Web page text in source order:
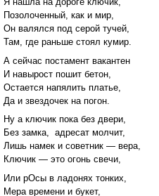
Позолоченный, как и мир,
Он валялся под серой тучей,
Там, где раньше стоял кумир.
А сейчас постамент вакантен
И навырост пошит бетон,
Остается напялить платье,
Да и звездочек на погон.
Ну а ключик пока без двери,
Без замка, адресат молчит,
Лишь намек и советник — вера,
Ключик — это огонь свечи,
Или рОсы в ладонях тонких,
Мера времени и букет,